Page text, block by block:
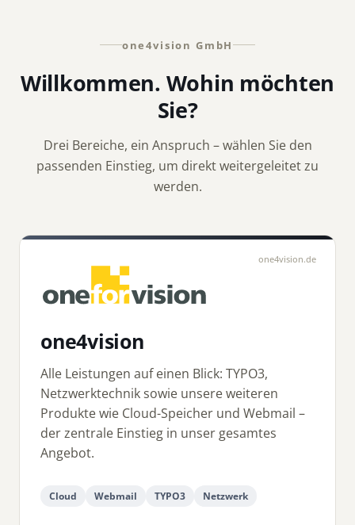
one4vision GmbH
Willkommen. Wohin möchten
Sie?
Drei Bereiche, ein Anspruch – wählen Sie den
passenden Einstieg, um direkt weitergeleitet zu
werden.
one4vision.de
one4vision
Alle Leistungen auf einen Blick: TYPO3,
Netzwerktechnik sowie unsere weiteren
Produkte wie Cloud-Speicher und Webmail –
der zentrale Einstieg in unser gesamtes
Angebot.
Cloud Webmail TYPO3 Netzwerk